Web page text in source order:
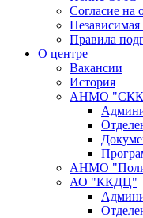
Согласие на
Независимая
Правила
О центре
Вакансии
История
АНМО
АНМО
АО "ККДЦ"